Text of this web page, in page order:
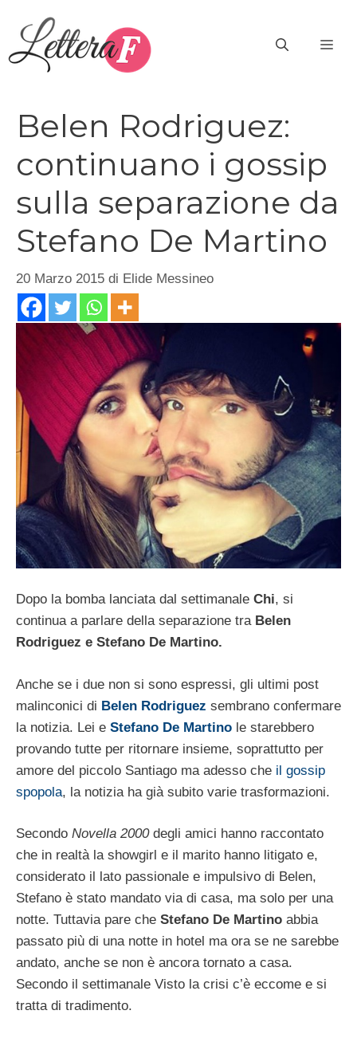
contenuto
Belen Rodriguez:
continuano i gossip
sulla separazione da
Stefano De Martino
20 Marzo 2015 di Elide Messineo
Dopo la bomba lanciata dal settimanale Chi, si
continua a parlare della separazione tra Belen
Rodriguez e Stefano De Martino.
Anche se i due non si sono espressi, gli ultimi post
malinconici di Belen Rodriguez sembrano confermare
la notizia. Lei e Stefano De Martino le starebbero
provando tutte per ritornare insieme, soprattutto per
amore del piccolo Santiago ma adesso che il gossip
spopola, la notizia ha già subito varie trasformazioni.
Secondo Novella 2000degli amici hanno raccontato
che in realtà la showgirl e il marito hanno litigato e,
considerato il lato passionale e impulsivo di Belen,
Stefano è stato mandato via di casa, ma solo per una
notte. Tuttavia pare che Stefano De Martino abbia
passato più di una notte in hotel ma ora se ne sarebbe
andato, anche se non è ancora tornato a casa.
Secondo il settimanale Visto la crisi c’è eccome e si
tratta di tradimento.